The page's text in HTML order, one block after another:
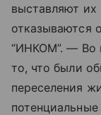
выставляют
отказываются
“ИНКОМ”. — Во
то, что были
переселения